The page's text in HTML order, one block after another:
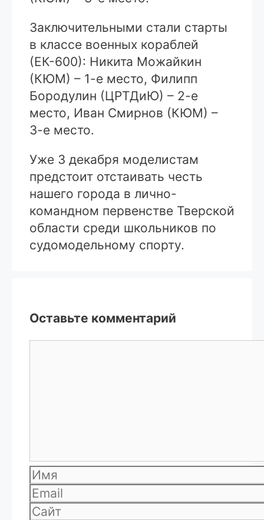
Заключительными стали старты
в классе военных кораблей
(ЕК-600): Никита Можайкин
(КЮМ) – 1-е место, Филипп
Бородулин (ЦРТДиЮ) – 2-е
место, Иван Смирнов (КЮМ) –
3-е место.
Уже 3 декабря моделистам
предстоит отстаивать честь
нашего города в лично-
командном первенстве Тверской
области среди школьников по
судомодельному спорту.
Оставьте комментарий
Имя
Email
Сайт